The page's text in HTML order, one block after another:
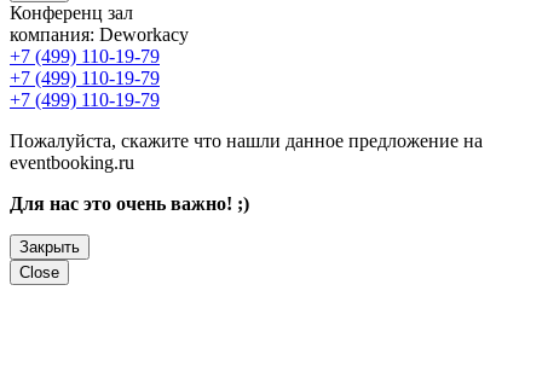
Конференц зал
компания: Deworkacy
+7 (499) 110-19-79
+7 (499) 110-19-79
+7 (499) 110-19-79
Пожалуйста, скажите что нашли данное предложение на
eventbooking.ru
Для нас это очень важно! ;)
Закрыть
Close